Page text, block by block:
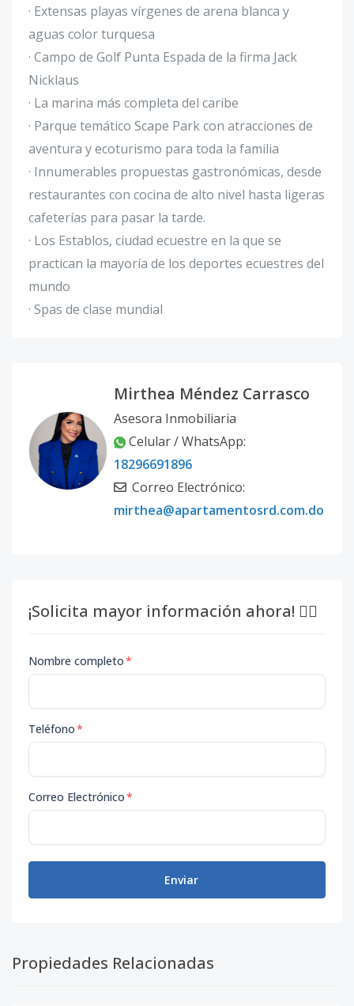
· Extensas playas vírgenes de arena blanca y
aguas color turquesa
· Campo de Golf Punta Espada de la firma Jack
Nicklaus
· La marina más completa del caribe
· Parque temático Scape Park con atracciones de
aventura y ecoturismo para toda la familia
· Innumerables propuestas gastronómicas, desde
restaurantes con cocina de alto nivel hasta ligeras
cafeterías para pasar la tarde.
· Los Establos, ciudad ecuestre en la que se
practican la mayoría de los deportes ecuestres del
mundo
· Spas de clase mundial
Mirthea Méndez Carrasco
Asesora Inmobiliaria
Celular / WhatsApp:
18296691896
Correo Electrónico:
mirthea@apartamentosrd.com.do
¡Solicita mayor información ahora! 👇🏽
Nombre completo*
Teléfono*
Correo Electrónico*
Enviar
Propiedades Relacionadas